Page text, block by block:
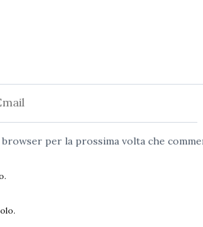
per la prossima volta che